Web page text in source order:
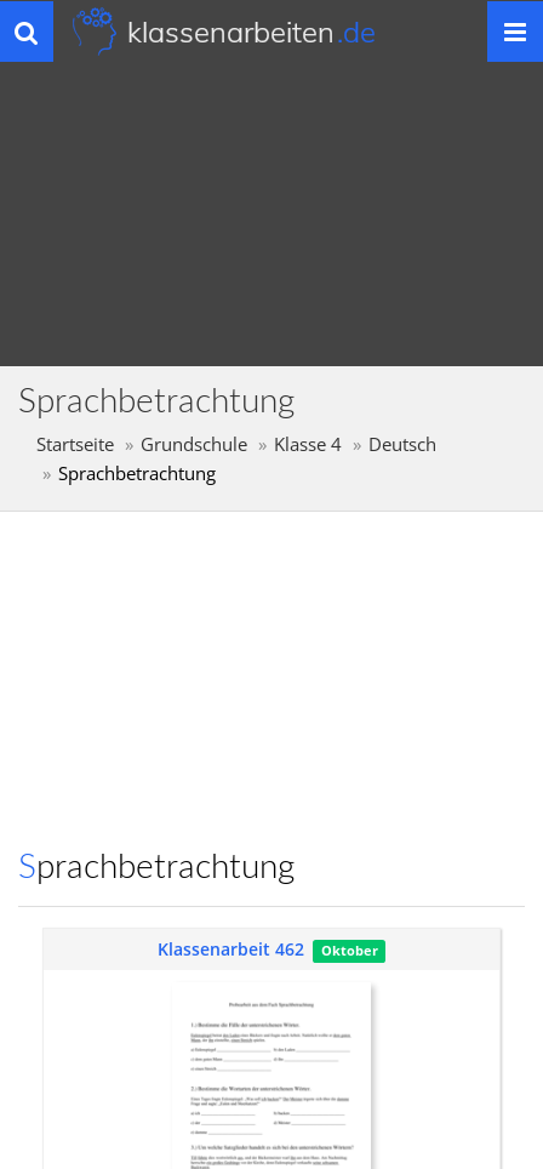
Toggle
navigation
klassenarbeiten.de
Sprachbetrachtung
Startseite Grundschule Klasse 4
Deutsch
Sprachbetrachtung
Sprachbetrachtung
Klassenarbeit 462 Oktober